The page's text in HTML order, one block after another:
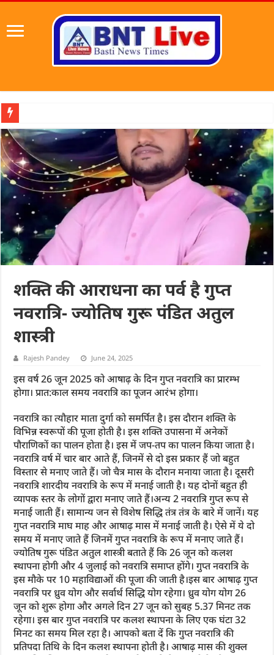
शक्ति की आराधना का पर्व है गुप्त
नवरात्रि- ज्योतिष गुरू पंडित अतुल
शास्त्री
Rajesh Pandey June 24, 2025
इस वर्ष 26 जून 2025 को आषाढ़ के दिन गुप्त नवरात्रि का प्रारम्भ
होगा। प्रात:काल समय नवरात्रि का पूजन आरंभ होगा।
नवरात्रि का त्यौहार माता दुर्गा को समर्पित है। इस दौरान शक्ति के
विभिन्न स्वरूपों की पूजा होती है। इस शक्ति उपासना में अनेकों
पौराणिकों का पालन होता है। इस में जप-तप का पालन किया जाता है।
नवरात्रि वर्ष में चार बार आते हैं, जिनमें से दो इस प्रकार हैं जो बहुत
विस्तार से मनाए जाते हैं। जो चैत्र मास के दौरान मनाया जाता है। दूसरी
नवरात्रि शारदीय नवरात्रि के रूप में मनाई जाती है। यह दोनों बहुत ही
व्यापक स्तर के लोगों द्वारा मनाए जाते हैं।अन्य 2 नवरात्रि गुप्त रूप से
मनाई जाती हैं। सामान्य जन से विशेष सिद्धि तंत्र तंत्र के बारे में जानें। यह
गुप्त नवरात्रि माघ माह और आषाढ़ मास में मनाई जाती है। ऐसे में ये दो
समय में मनाए जाते हैं जिनमें गुप्त नवरात्रि के रूप में मनाए जाते हैं।
ज्योतिष गुरू पंडित अतुल शास्त्री बताते हैं कि 26 जून को कलश
स्थापना होगी और 4 जुलाई को नवरात्रि समाप्त होंगे। गुप्त नवरात्रि के
इस मौके पर 10 महाविद्याओं की पूजा की जाती है।इस बार आषाढ़ गुप्त
नवरात्रि पर ध्रुव योग और सर्वार्थ सिद्धि योग रहेगा। ध्रुव योग योग 26
जून को शुरू होगा और अगले दिन 27 जून को सुबह 5.37 मिनट तक
रहेगा। इस बार गुप्त नवरात्रि पर कलश स्थापना के लिए एक घंटा 32
मिनट का समय मिल रहा है। आपको बता दें कि गुप्त नवरात्रि की
प्रतिपदा तिथि के दिन कलश स्थापना होती है। आषाढ़ मास की शुक्ल